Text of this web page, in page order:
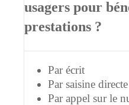
usagers pour
prestations ?
Par écrit
Par saisine
Par appel sur le